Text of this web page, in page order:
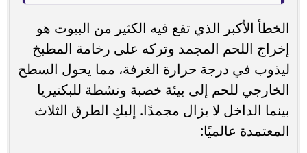
الخطأ الأكبر الذي تقع فيه الكثير من البيوت هو
إخراج اللحم المجمد وتركه على رخامة المطبخ
ليذوب في درجة حرارة الغرفة، مما يحول السطح
الخارجي للحم إلى بيئة خصبة ونشطة للبكتيريا
بينما الداخل لا يزال مجمدًا. إليكِ الطرق الثلاث
المعتمدة عالميًا: